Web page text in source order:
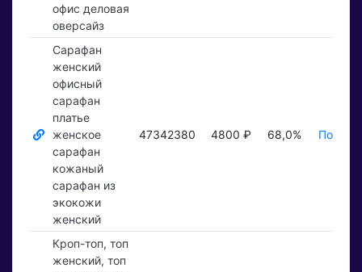
офис деловая
оверсайз
Сарафан
женский
офисный
сарафан
платье
женское
сарафан
кожаный
сарафан из
экокожи
женский
47342380 4800 ₽ 68,0%
Кроп-топ, топ
женский, топ